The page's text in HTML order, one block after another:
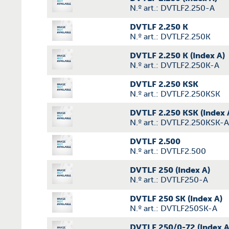
N.º art.: DVTLF2.250-A
DVTLF 2.250 K
N.º art.: DVTLF2.250K
DVTLF 2.250 K (Index A)
N.º art.: DVTLF2.250K-A
DVTLF 2.250 KSK
N.º art.: DVTLF2.250KSK
DVTLF 2.250 KSK (Index
N.º art.: DVTLF2.250KSK-A
DVTLF 2.500
N.º art.: DVTLF2.500
DVTLF 250 (Index A)
N.º art.: DVTLF250-A
DVTLF 250 SK (Index A)
N.º art.: DVTLF250SK-A